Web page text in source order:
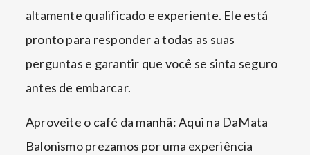
altamente qualificado e experiente. Ele está
pronto para responder a todas as suas
perguntas e garantir que você se sinta seguro
antes de embarcar.
Aproveite o café da manhã: Aqui na DaMata
Balonismo prezamos por uma experiência